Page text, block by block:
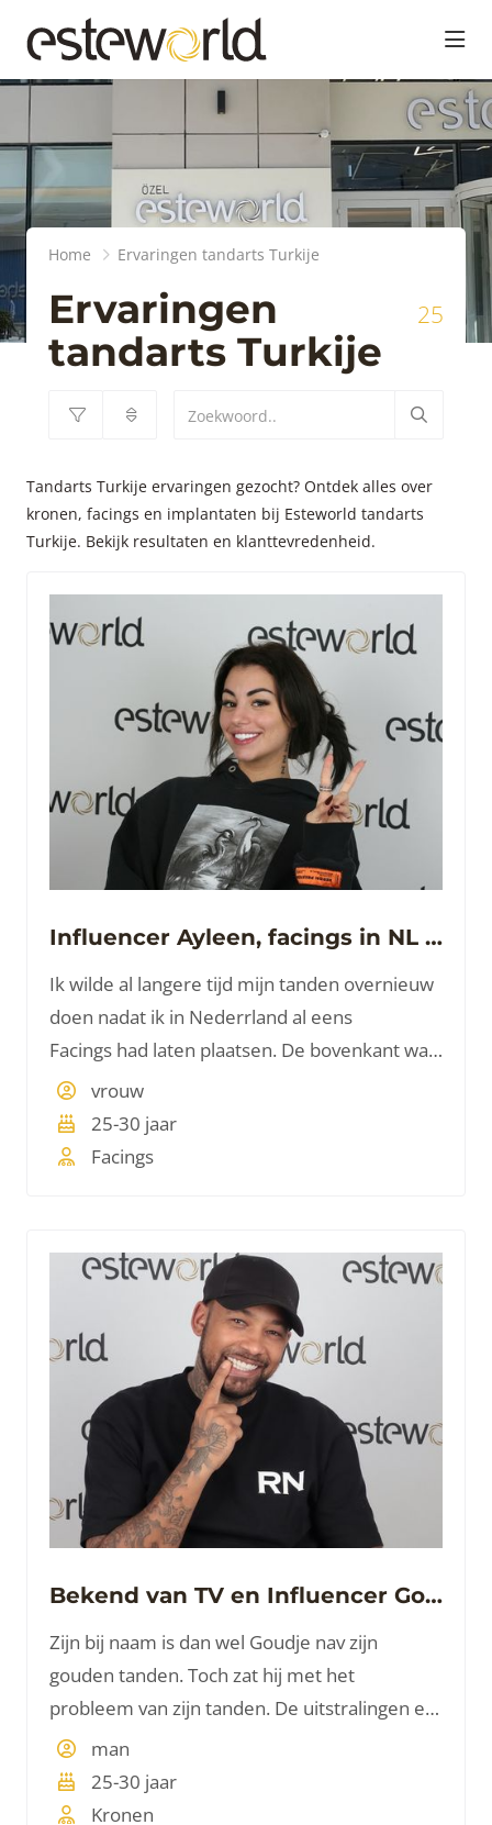
Home Ervaringen tandarts Turkije
Ervaringen
tandarts Turkije
25
Tandarts Turkije ervaringen gezocht? Ontdek alles over
kronen, facings en implantaten bij Esteworld tandarts
Turkije. Bekijk resultaten en klanttevredenheid.
Influencer Ayleen, facings in NL niet mooi gedaan. Nu wel!
Ik wilde al langere tijd mijn tanden overnieuw
doen nadat ik in Nederrland al eens
Facings had laten plaatsen. De bovenkant was
al gedaan maar dat kon nog veel mooier. De
onderkant was helemaal nog niet gedaan.
vrouw
25-30 jaar
Facings
Bekend van TV en Influencer Goudtje
Zijn bij naam is dan wel Goudje nav zijn
gouden tanden. Toch zat hij met het
probleem van zijn tanden. De uitstralingen en
ongemakken met eten zorgden ervoor dat hij
graag wat aan zijn tanden liet doen. Een mooi
voorbeeld van wat een mooie set tanden doet
man
25-30 jaar
Kronen